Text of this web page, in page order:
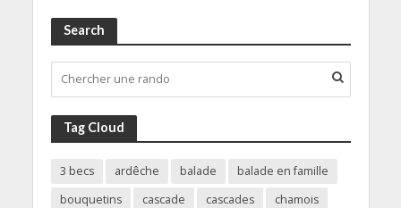
Search
Tag Cloud
3 becs ardêche balade
balade en famille
bouquetins
cascade cascades
chamois